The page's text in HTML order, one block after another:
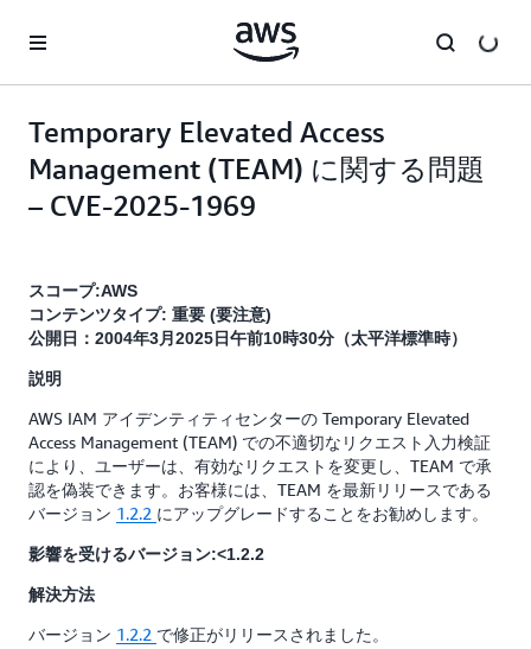
Temporary Elevated Access
Management (TEAM) に関する問題
– CVE-2025-1969
スコープ:AWS
コンテンツタイプ: 重要 (要注意)
公開日：2004年3月2025日午前10時30分（太平洋標準時）
説明
AWS IAM アイデンティティセンターの Temporary Elevated
Access Management (TEAM) での不適切なリクエスト入力検証
により、ユーザーは、有効なリクエストを変更し、TEAM で承
認を偽装できます。お客様には、TEAM を最新リリースである
バージョン 1.2.2 にアップグレードすることをお勧めします。
影響を受けるバージョン:<1.2.2
解決方法
バージョン 1.2.2 で修正がリリースされました。